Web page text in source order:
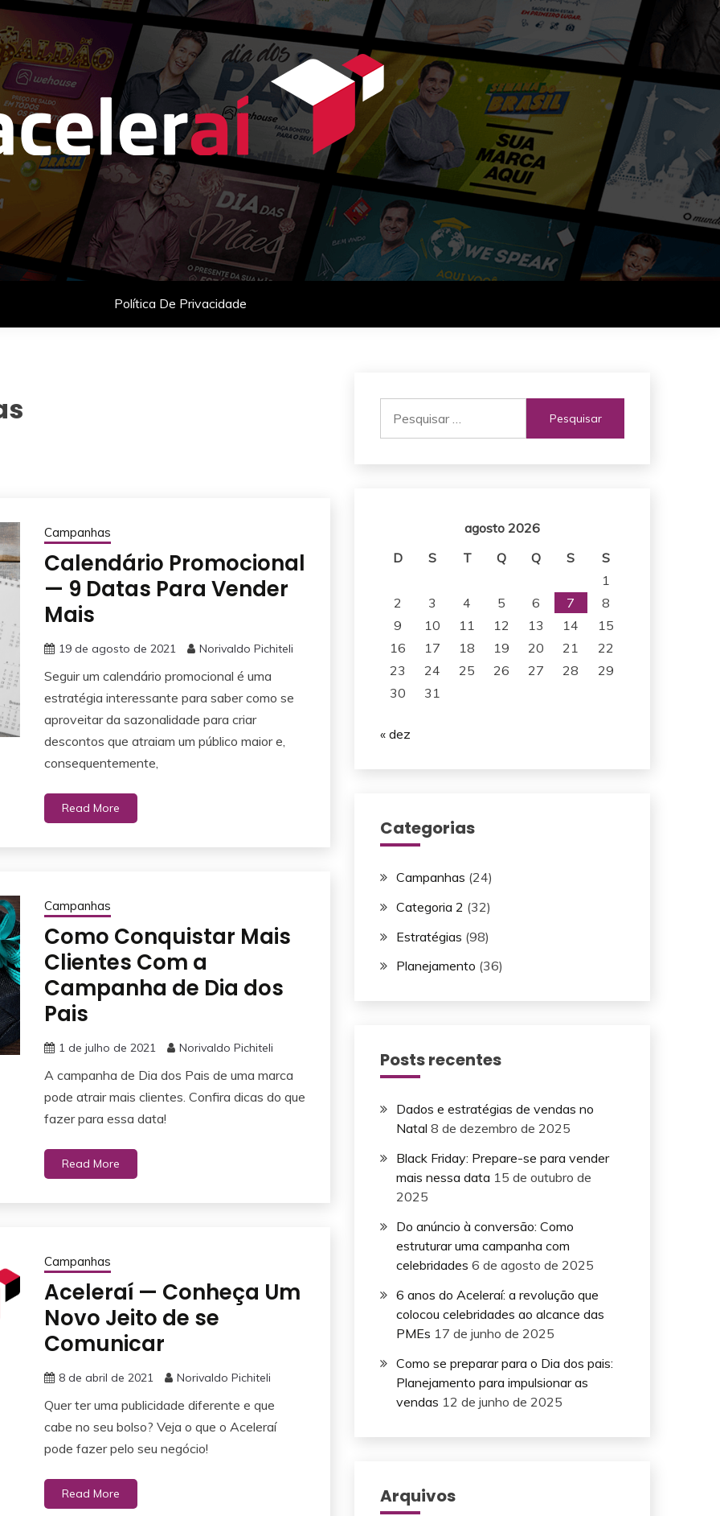
com celebridades e planejamento comercial para empresas que querem vender mais.
Política De Privacidade
Campanhas
Calendário Promocional
— 9 Datas Para Vender
Mais
19 de agosto de 2021 Norivaldo Pichiteli
Seguir um calendário promocional é uma
estratégia interessante para saber como se
aproveitar da sazonalidade para criar
descontos que atraiam um público maior e,
consequentemente,
Read More
Campanhas
Como Conquistar Mais
Clientes Com a
Campanha de Dia dos
Pais
1 de julho de 2021 Norivaldo Pichiteli
A campanha de Dia dos Pais de uma marca
pode atrair mais clientes. Confira dicas do que
fazer para essa data!
Read More
Campanhas
Aceleraí — Conheça Um
Novo Jeito de se
Comunicar
8 de abril de 2021 Norivaldo Pichiteli
Quer ter uma publicidade diferente e que
cabe no seu bolso? Veja o que o Aceleraí
pode fazer pelo seu negócio!
Read More
por:
agosto 2026
D
S T Q Q S
S
1
2
3 4 5 6 7
8
9
10 11 12 13 14
15
16
17 18 19 20 21
22
23
24 25 26 27 28
29
30
31
« dez
Categorias
Campanhas (24)
Categoria 2 (32)
Estratégias (98)
Planejamento (36)
Posts recentes
Dados e estratégias de vendas no
Natal 8 de dezembro de 2025
Black Friday: Prepare-se para vender
mais nessa data 15 de outubro de
2025
Do anúncio à conversão: Como
estruturar uma campanha com
celebridades 6 de agosto de 2025
6 anos do Aceleraí: a revolução que
colocou celebridades ao alcance das
PMEs 17 de junho de 2025
Como se preparar para o Dia dos pais:
Planejamento para impulsionar as
vendas 12 de junho de 2025
Arquivos